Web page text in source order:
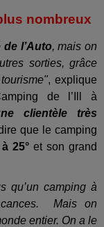
nombreux
de l’Auto, mais on
sorties, grâce
, explique
de l’Ill à
clientèle très
que le camping
25° et son grand
qu’un camping à
Mais on
entier. On a le